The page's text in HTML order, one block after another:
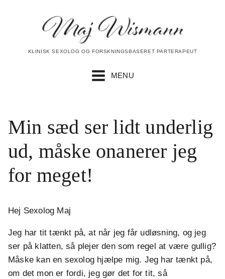
KLINISK SEXOLOG OG FORSKNINGSBASERET PARTERAPEUT
MENU
Min sæd ser lidt underlig
ud, måske onanerer jeg
for meget!
Hej Sexolog Maj
Jeg har tit tænkt på, at når jeg får udløsning, og jeg
ser på klatten, så plejer den som regel at være gullig?
Måske kan en sexolog hjælpe mig. Jeg har tænkt på,
om det mon er fordi, jeg gør det for tit, så